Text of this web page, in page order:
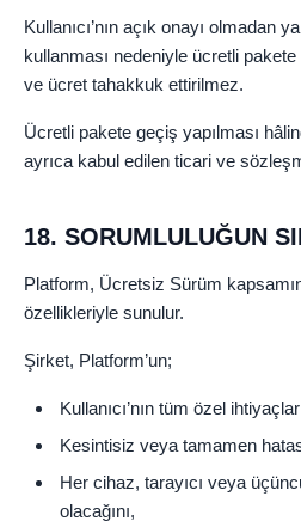
Kullanıcı’nın açık onayı olmadan
kullanması nedeniyle ücretli
ve ücret tahakkuk ettirilmez.
Ücretli pakete geçiş yapılması
ayrıca kabul edilen ticari ve
18. SORUMLULUĞUN
Platform, Ücretsiz Sürüm
özellikleriyle sunulur.
Şirket, Platform’un;
Kullanıcı’nın tüm özel
Kesintisiz veya tamamen
Her cihaz, tarayıcı veya
olacağını,